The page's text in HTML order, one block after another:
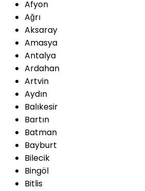
Afyon
Ağrı
Aksaray
Amasya
Antalya
Ardahan
Artvin
Aydın
Balıkesir
Bartın
Batman
Bayburt
Bilecik
Bingöl
Bitlis